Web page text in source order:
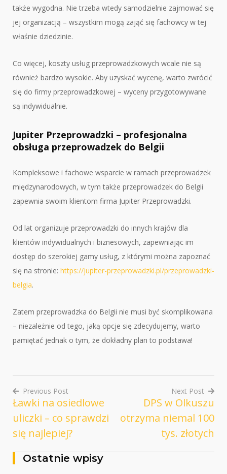
także wygodna. Nie trzeba wtedy samodzielnie zajmować się
jej organizacją – wszystkim mogą zająć się fachowcy w tej
właśnie dziedzinie.
Co więcej, koszty usług przeprowadzkowych wcale nie są
również bardzo wysokie. Aby uzyskać wycenę, warto zwrócić
się do firmy przeprowadzkowej – wyceny przygotowywane
są indywidualnie.
Jupiter Przeprowadzki – profesjonalna
obsługa przeprowadzek do Belgii
Kompleksowe i fachowe wsparcie w ramach przeprowadzek
międzynarodowych, w tym także przeprowadzek do Belgii
zapewnia swoim klientom firma Jupiter Przeprowadzki.
Od lat organizuje przeprowadzki do innych krajów dla
klientów indywidualnych i biznesowych, zapewniając im
dostęp do szerokiej gamy usług, z którymi można zapoznać
się na stronie: https://jupiter-przeprowadzki.pl/przeprowadzki-
belgia.
Zatem przeprowadzka do Belgii nie musi być skomplikowana
– niezależnie od tego, jaką opcje się zdecydujemy, warto
pamiętać jednak o tym, że dokładny plan to podstawa!
Nawigacja
wpisu
Previous Post
Ławki na osiedlowe
uliczki – co sprawdzi
się najlepiej?
Next Post
DPS w Olkuszu
otrzyma niemal 100
tys. złotych
Ostatnie wpisy